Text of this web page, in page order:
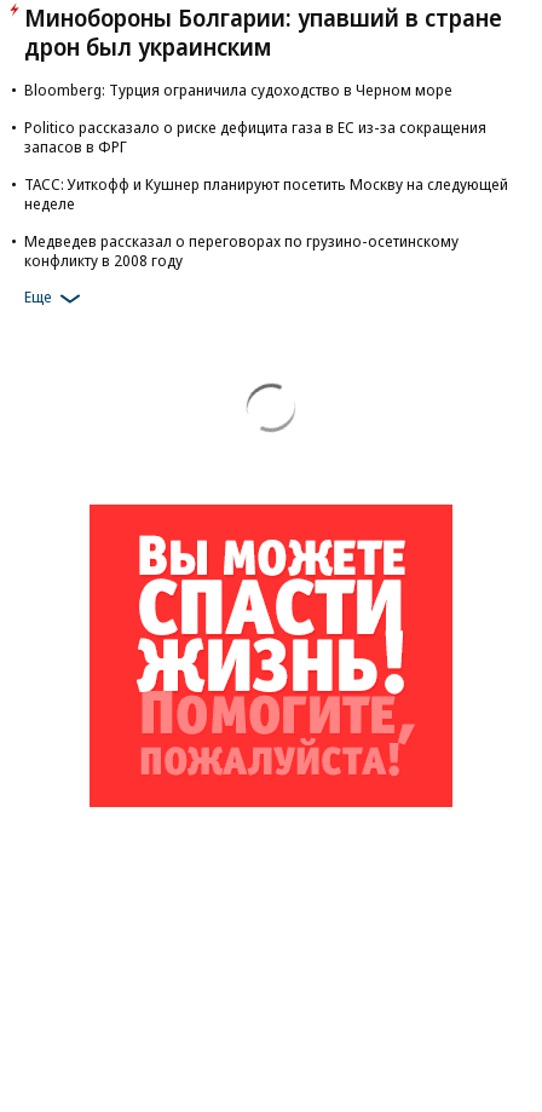
Минобороны Болгарии: упавший в стране
дрон был украинским
Bloomberg: Турция ограничила судоходство в Черном море
Politico рассказало о риске дефицита газа в ЕС из-за сокращения
запасов в ФРГ
ТАСС: Уиткофф и Кушнер планируют посетить Москву на следующей
неделе
Медведев рассказал о переговорах по грузино-осетинскому
конфликту в 2008 году
Еще